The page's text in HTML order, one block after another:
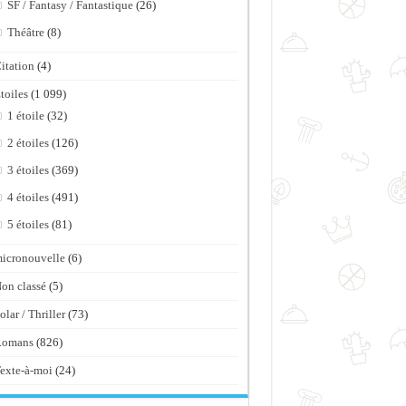
SF / Fantasy / Fantastique (26)
Théâtre (8)
(4)
(1 099)
1 étoile (32)
2 étoiles (126)
3 étoiles (369)
4 étoiles (491)
5 étoiles (81)
(6)
classé(5)
/ Thriller(73)
(826)
à-moi (24)